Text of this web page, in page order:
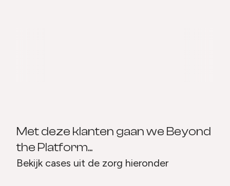
Met deze klanten gaan we Beyond
the Platform...
Bekijk cases uit de zorg hieronder